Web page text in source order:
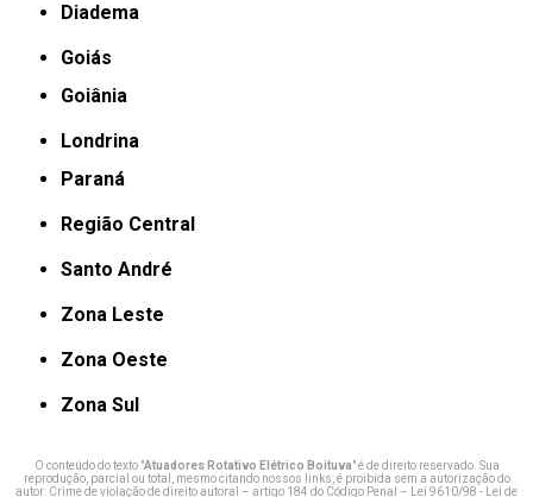
Diadema
Goiás
Goiânia
Londrina
Paraná
Região Central
Santo André
Zona Leste
Zona Oeste
Zona Sul
O conteúdo do texto "Atuadores Rotativo Elétrico Boituva" é de direito reservado. Sua
reprodução, parcial ou total, mesmo citando nossos links, é proibida sem a autorização do
autor. Crime de violação de direito autoral – artigo 184 do Código Penal – Lei 9610/98 - Lei de